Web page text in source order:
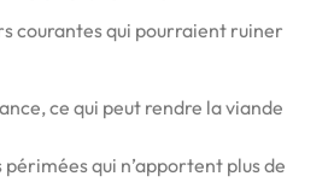
courantes qui pourraient ruiner
ce qui peut rendre la viande
qui n’apportent plus de